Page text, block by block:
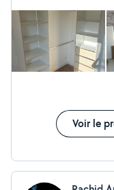
Voir le